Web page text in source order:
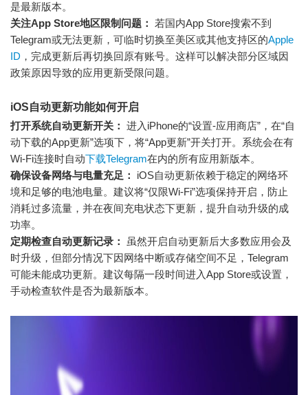
是最新版本。
关注App Store地区限制问题：
若国内App Store搜索不到
Telegram或无法更新，可临时切换至美区或其他支持区的Apple
ID ，完成更新后再切换回原有账号。这样可以解决部分区域因
政策原因导致的应用更新受限问题。
iOS自动更新功能如何开启
打开系统自动更新开关： 进入iPhone的“设置-应用商店”，在“自
动下载的App更新”选项下，将“App更新”开关打开。系统会在有
Wi-Fi连接时自动下载Telegram在内的所有应用新版本。
确保设备网络与电量充足：
iOS自动更新依赖于稳定的网络环
境和足够的电池电量。建议将“仅限Wi-Fi”选项保持开启，防止
消耗过多流量，并在夜间充电状态下更新，提升自动升级的成
功率。
定期检查自动更新记录：
虽然开启自动更新后大多数应用会及
时升级，但部分情况下因网络中断或存储空间不足，Telegram
可能未能成功更新。建议每隔一段时间进入App Store或设置，
手动检查软件是否为最新版本。